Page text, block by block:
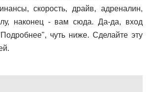
скорость, драйв, адреналин,
наконец - вам сюда. Да-да, вход
чуть ниже. Сделайте эту